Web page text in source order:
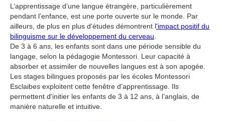
L’apprentissage d’une langue étrangère, particulièrement
pendant l’enfance, est une porte ouverte sur le monde. Par
ailleurs, de plus en plus d'études démontrent l'impact positif du
bilinguisme sur le développement du cerveau
De 3 à 6 ans, les enfants sont dans une période sensible du
langage, selon la pédagogie Montessori. Leur capacité à
absorber et assimiler de nouvelles langues est à son apogée.
Les stages bilingues proposés par les écoles Montessori
Esclaibes exploitent cette fenêtre d’apprentissage. Ils
permettent d'initier les enfants de 3 à 12 ans, à l’anglais, de
manière naturelle et intuitive.